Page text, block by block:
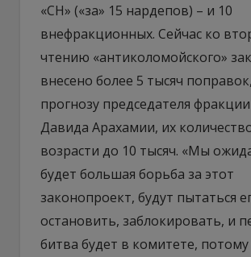
«СН» («за» 15 нардепов) – и 10
внефракционных. Сейчас ко
чтению «антиколомойского»
внесено более 5 тысяч
прогнозу председателя фракции
Давида Арахамии, их
возрасти до 10 тысяч. «Мы
будет большая борьба за этот
законопроект, будут пытаться
остановить, заблокировать, и
битва будет в комитете, потому